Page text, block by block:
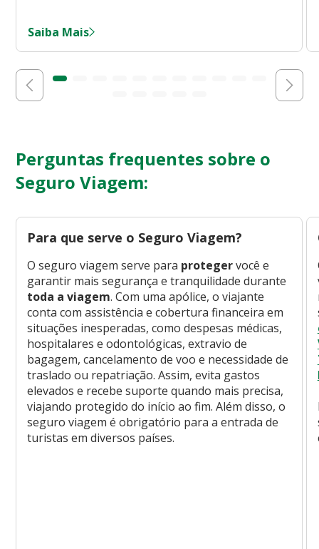
Saiba Mais
Perguntas frequentes sobre o
Seguro Viagem:
Para que serve o Seguro Viagem?
O seguro viagem serve para protegervocê e
garantir mais segurança e tranquilidade durante
toda a viagem. Com uma apólice, o viajante
conta com assistência e cobertura financeira em
situações inesperadas, como despesas médicas,
hospitalares e odontológicas, extravio de
bagagem, cancelamento de voo e necessidade de
traslado ou repatriação. Assim, evita gastos
elevados e recebe suporte quando mais precisa,
viajando protegido do início ao fim. Além disso, o
seguro viagem é obrigatório para a entrada de
turistas em diversos países.